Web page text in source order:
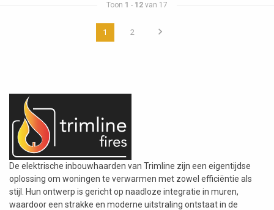
Toon 1 - 12 van 17
1 2
De elektrische inbouwhaarden van Trimline zijn een eigentijdse
oplossing om woningen te verwarmen met zowel efficiëntie als
stijl. Hun ontwerp is gericht op naadloze integratie in muren,
waardoor een strakke en moderne uitstraling ontstaat in de